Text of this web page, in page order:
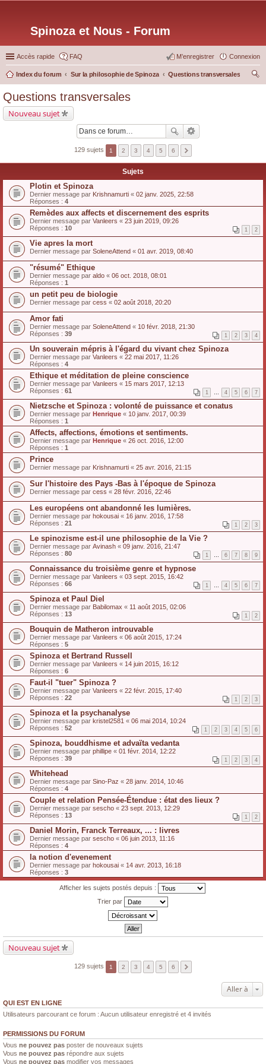
Spinoza et Nous - Forum
Accès rapide FAQ Connexion
M’enregistrer
Index du forum Sur la philosophie de Spinoza
Questions transversales
Questions transversales
Nouveau sujet
129 sujets 1 2 3 4 5 6
Sujets
Plotin et Spinoza
Dernier message par Krishnamurti « 02 janv. 2025, 22:58
Réponses : 4
Remèdes aux affects et discernement des esprits
Dernier message par Vanleers « 23 juin 2019, 09:26
Réponses : 10 1 2
Vie apres la mort
Dernier message par SoleneAttend « 01 avr. 2019, 08:40
"résumé" Ethique
Dernier message par aldo « 06 oct. 2018, 08:01
Réponses : 1
un petit peu de biologie
Dernier message par cess « 02 août 2018, 20:20
Amor fati
Dernier message par SoleneAttend « 10 févr. 2018, 21:30
Réponses : 39 1 2 3 4
Un souverain mépris à l'égard du vivant chez Spinoza
Dernier message par Vanleers « 22 mai 2017, 11:26
Réponses : 4
Ethique et méditation de pleine conscience
Dernier message par Vanleers « 15 mars 2017, 12:13
Réponses : 61 1 … 4 5 6 7
Nietzsche et Spinoza : volonté de puissance et conatus
Dernier message par Henrique « 10 janv. 2017, 00:39
Réponses : 1
Affects, affections, émotions et sentiments.
Dernier message par Henrique « 26 oct. 2016, 12:00
Réponses : 1
Prince
Dernier message par Krishnamurti « 25 avr. 2016, 21:15
Sur l'histoire des Pays -Bas à l'époque de Spinoza
Dernier message par cess « 28 févr. 2016, 22:46
Les européens ont abandonné les lumières.
Dernier message par hokousai « 16 janv. 2016, 17:58
Réponses : 21 1 2 3
Le spinozisme est-il une philosophie de la Vie ?
Dernier message par Avinash « 09 janv. 2016, 21:47
Réponses : 80 1 … 6 7 8 9
Connaissance du troisième genre et hypnose
Dernier message par Vanleers « 03 sept. 2015, 16:42
Réponses : 66 1 … 4 5 6 7
Spinoza et Paul Diel
Dernier message par Babilomax « 11 août 2015, 02:06
Réponses : 13 1 2
Bouquin de Matheron introuvable
Dernier message par Vanleers « 06 août 2015, 17:24
Réponses : 5
Spinoza et Bertrand Russell
Dernier message par Vanleers « 14 juin 2015, 16:12
Réponses : 6
Faut-il "tuer" Spinoza ?
Dernier message par Vanleers « 22 févr. 2015, 17:40
Réponses : 22 1 2 3
Spinoza et la psychanalyse
Dernier message par kristel2581 « 06 mai 2014, 10:24
Réponses : 52 1 2 3 4 5 6
Spinoza, bouddhisme et advaïta vedanta
Dernier message par phillipe « 01 févr. 2014, 12:22
Réponses : 39 1 2 3 4
Whitehead
Dernier message par Sino-Paz « 28 janv. 2014, 10:46
Réponses : 4
Couple et relation Pensée-Étendue : état des lieux ?
Dernier message par sescho « 23 sept. 2013, 12:29
Réponses : 13 1 2
Daniel Morin, Franck Terreaux, ... : livres
Dernier message par sescho « 06 juin 2013, 11:16
Réponses : 4
la notion d'evenement
Dernier message par hokousai « 14 avr. 2013, 16:18
Réponses : 3
Afficher les sujets postés depuis :
Trier par
Nouveau sujet
129 sujets 1 2 3 4 5 6
Aller à
QUI EST EN LIGNE
Utilisateurs parcourant ce forum : Aucun utilisateur enregistré et 4 invités
PERMISSIONS DU FORUM
Vous ne pouvez pas poster de nouveaux sujets
Vous ne pouvez pas répondre aux sujets
Vous ne pouvez pas modifier vos messages